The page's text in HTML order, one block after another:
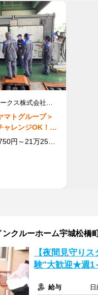
ヤマトオートワークス株式会社熊本工場
マトグループ＞
ャレンジOK！資
！見学だけも◎
万250円+交通費+各種手当
ンクルーホーム宇城松橋
【夜間見守り
験"大歓迎★週1
給与